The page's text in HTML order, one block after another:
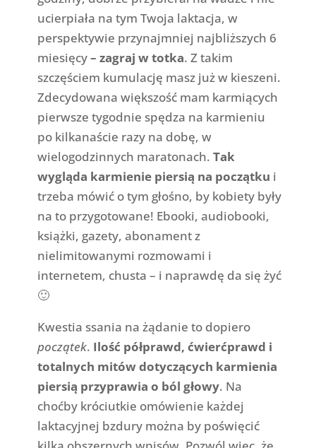
ucierpiała na tym Twoja laktacja, w
perspektywie przynajmniej najbliższych 6
miesięcy– zagraj w totka. Z takim
szczęściem kumulację masz już w kieszeni.
Zdecydowana większość mam karmiących
pierwsze tygodnie spędza na karmieniu
po kilkanaście razy na dobę, w
wielogodzinnych maratonach.Tak
wygląda karmienie piersią na początku i
trzeba mówić o tym głośno, by kobiety były
na to przygotowane! Ebooki, audiobooki,
książki, gazety, abonament z
nielimitowanymi rozmowami i
internetem, chusta – i naprawdę da się żyć
🙂
Kwestia ssania na żądanie to dopiero
początek. Ilość półprawd, ćwierćprawd i
totalnych mitów dotyczących karmienia
piersią przyprawia o ból głowy. Na
choćby króciutkie omówienie każdej
laktacyjnej bzdury można by poświęcić